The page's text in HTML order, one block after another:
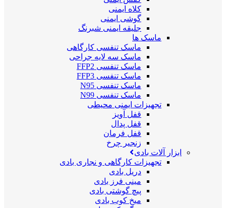
کلاه ایمنی
گوشی ایمنی
جلیقه ایمنی شبرنگ
ماسک ها
ماسک تنفسی کارگاهی
ماسک سه لایه جراحی
ماسک تنفسی FFP2
ماسک تنفسی FFP3
ماسک تنفسی N95
ماسک تنفسی N99
تجهیزات ایمنی محیطی
قفل آویز
قفل پدال
قفل فرمان
زنجیر چرخ
ابزار آلات بادی
تجهیزات کارگاهی و نجاری بادی
دریل بادی
مینی فرز بادی
پیچ گوشتی بادی
میخ کوب بادی